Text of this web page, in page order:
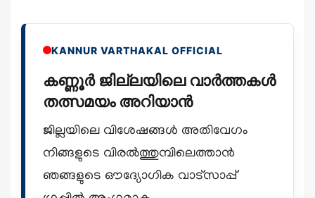
KANNUR VARTHAKAL OFFICIAL
കണ്ണൂർ ജില്ലയിലെ വാർത്തകൾ
തത്സമയം അറിയാൻ
ജില്ലയിലെ വിശേഷങ്ങൾ അതിവേഗം
നിങ്ങളുടെ വിരൽത്തുമ്പിലെത്താൻ
ഞങ്ങളുടെ ഔദ്യോഗിക വാട്സാപ്പ്